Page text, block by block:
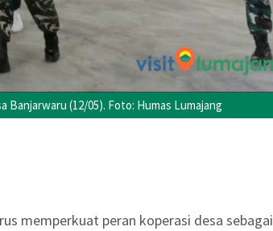
Banjarwaru (12/05). Foto: Humas Lumajang
memperkuat peran koperasi desa sebagai